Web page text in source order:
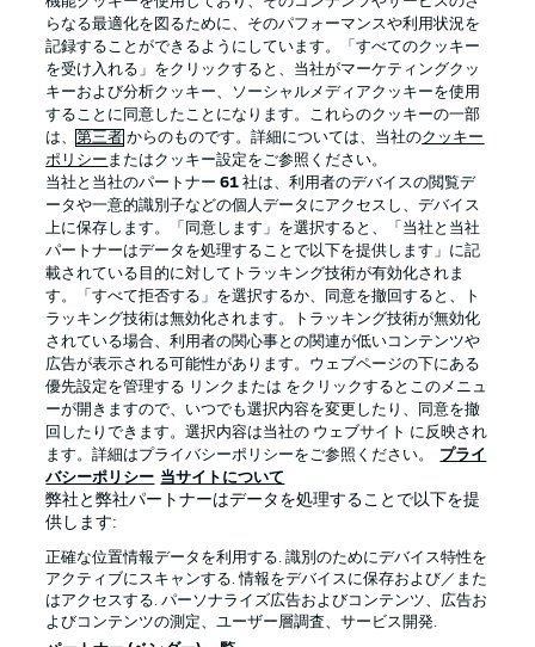
Football as it's meant to be
BUNDESLIGA APP
Official Partners
プライバシー・ポリシー 優先設定を管理する
らなる最適化を図るために、そのパフォーマンスや利用状況を
記録することができるようにしています。「すべてのクッキー
を受け入れる」をクリックすると、当社がマーケティングクッ
キーおよび分析クッキー、ソーシャルメディアクッキーを使用
することに同意したことになります。これらのクッキーの一部
は、第三者 からのものです。詳細については、当社のクッキー
ポリシー またはクッキー設定をご参照ください。
当社と当社のパートナー61 社は、利用者のデバイスの閲覧デ
ータや一意的識別子などの個人データにアクセスし、デバイス
上に保存します。「同意します」を選択すると、「当社と当社
パートナーはデータを処理することで以下を提供します」に記
載されている目的に対してトラッキング技術が有効化されま
す。「すべて拒否する」を選択するか、同意を撤回すると、ト
ラッキング技術は無効化されます。トラッキング技術が無効化
されている場合、利用者の関心事との関連が低いコンテンツや
広告が表示される可能性があります。ウェブページの下にある
優先設定を管理する リンクまたは をクリックするとこのメニュ
ーが開きますので、いつでも選択内容を変更したり、同意を撤
回したりできます。選択内容は当社の ウェブサイト に反映され
ます。詳細はプライバシーポリシーをご参照ください。
プライ
バシーポリシー 当サイトについて
弊社と弊社パートナーはデータを処理することで以下を提
供します:
正確な位置情報データを利用する. 識別のためにデバイス特性を
アクティブにスキャンする. 情報をデバイスに保存および／また
はアクセスする. パーソナライズ広告およびコンテンツ、広告お
よびコンテンツの測定、ユーザー層調査、サービス開発.